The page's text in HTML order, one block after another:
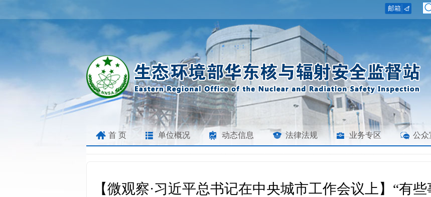
首 页 单位概况 动态信息 法律法规 业务专区 公众
【微观察·习近平总书记在中央城市工作会议上】“有